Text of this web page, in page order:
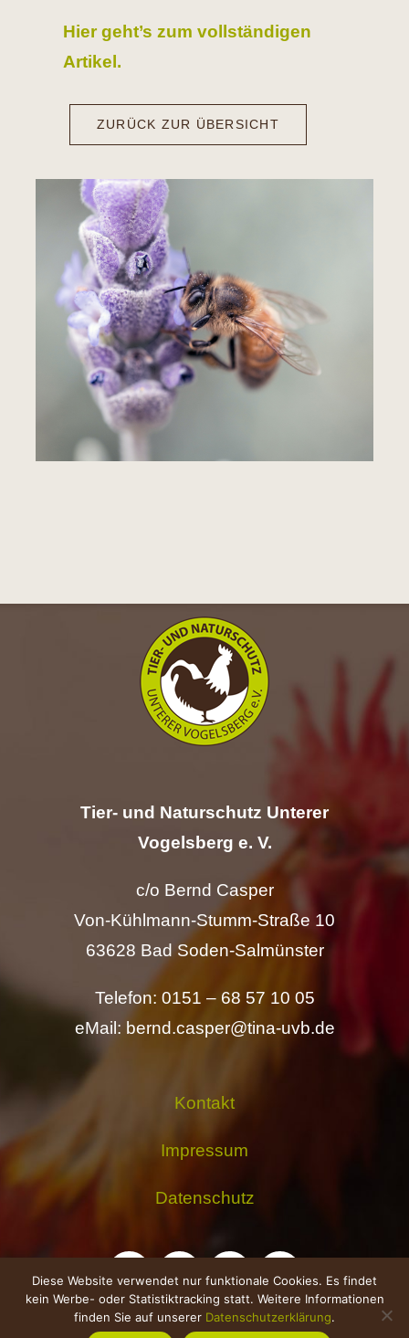
Hier geht’s zum vollständigen
Artikel.
ZURÜCK ZUR ÜBERSICHT
Tier- und Naturschutz Unterer
Vogelsberg e. V.
c/o Bernd Casper
Von-Kühlmann-Stumm-Straße 10
63628 Bad Soden-Salmünster
Telefon: 0151 – 68 57 10 05
eMail: bernd.casper@tina-uvb.de
Kontakt
Impressum
Datenschutz
Diese Website verwendet nur funktionale Cookies. Es findet
kein Werbe- oder Statistiktracking statt. Weitere Informationen
finden Sie auf unserer Datenschutzerklärung.